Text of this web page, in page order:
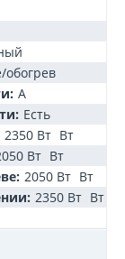
обогрев
А
Есть
2350 Вт Вт
Вт Вт
2050 Вт Вт
2350 Вт Вт